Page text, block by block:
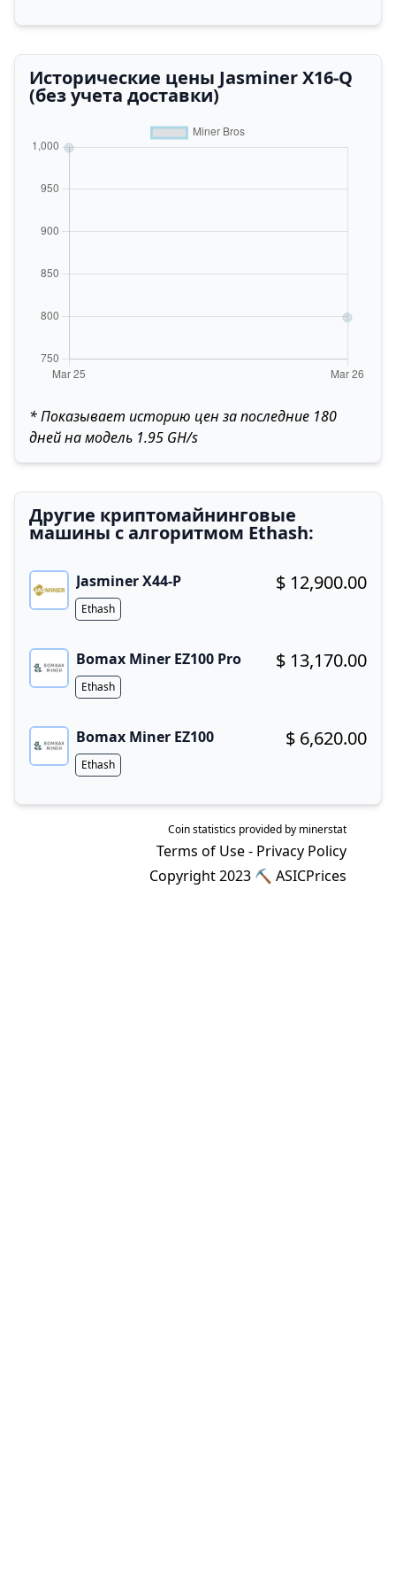
Исторические цены Jasminer X16-Q
(без учета доставки)
* Показывает историю цен за последние 180
дней на модель 1.95 GH/s
Другие криптомайнинговые
машины с алгоритмом Ethash:
Jasminer X44-P
Buy now!
$ 12,900.00
Algorithm
Ethash
Bomax Miner EZ100 Pro
Buy now!
$ 13,170.00
Algorithm
Ethash
Bomax Miner EZ100
Buy now!
$ 6,620.00
Algorithm
Ethash
Coin statistics provided by minerstat
Terms of Use- Privacy Policy
Copyright 2023 ⛏ ASICPrices